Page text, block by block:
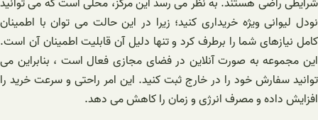
نودل لیوانی ویژه خریداری کنید؛ زیرا در این حالت می توان با اطمینان
کامل نیازهای شما را برطرف کرد و تنها دلیل آن قابلیت اطمینان آن است.
این مجموعه به صورت آنلاین در فضای مجازی فعال است ، بنابراین می
توانید سفارش خود را در خارج ثبت کنید. این امر راحتی و سرعت خرید را
افزایش داده و مصرف انرژی و زمان را کاهش می دهد.